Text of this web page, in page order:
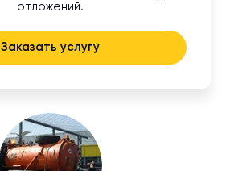
отложений.
Заказать услугу